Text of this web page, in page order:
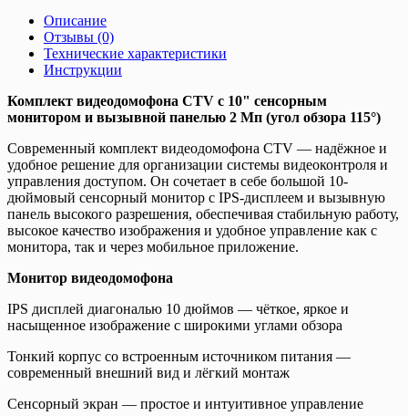
Описание
Отзывы (0)
Технические характеристики
Инструкции
Комплект видеодомофона CTV с 10" сенсорным
монитором и вызывной панелью 2 Мп (угол обзора 115°)
Современный комплект видеодомофона CTV — надёжное и
удобное решение для организации системы видеоконтроля и
управления доступом. Он сочетает в себе большой 10-
дюймовый сенсорный монитор с IPS-дисплеем и вызывную
панель высокого разрешения, обеспечивая стабильную работу,
высокое качество изображения и удобное управление как с
монитора, так и через мобильное приложение.
Монитор видеодомофона
IPS дисплей диагональю 10 дюймов — чёткое, яркое и
насыщенное изображение с широкими углами обзора
Тонкий корпус со встроенным источником питания —
современный внешний вид и лёгкий монтаж
Сенсорный экран — простое и интуитивное управление